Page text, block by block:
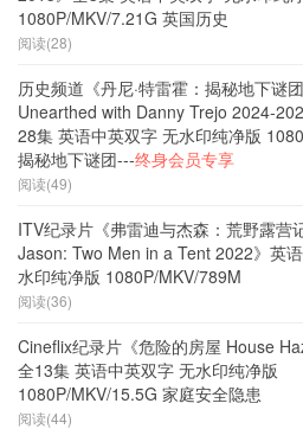
1080P/MKV/7.21G 英国历史
阅读(28)
历史频道《丹尼·特雷霍：揭秘地下谜
Unearthed with Danny Trejo 2024-
28集 英语中英双字 无水印纯净版
揭秘地下谜团---终身会员专享
阅读(49)
ITV纪录片《弗雷迪与杰森：荒野露营
Jason: Two Men in a Tent 2022》英
水印纯净版 1080P/MKV/789M
阅读(36)
Cineflix纪录片《危险的房屋 House
全13集 英语中英双字 无水印纯净版
1080P/MKV/15.5G 家庭安全隐患
阅读(44)